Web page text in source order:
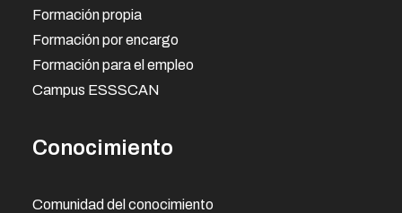
Formación propia
Formación por encargo
Formación para el empleo
Campus ESSSCAN
Conocimiento
Comunidad del conocimiento